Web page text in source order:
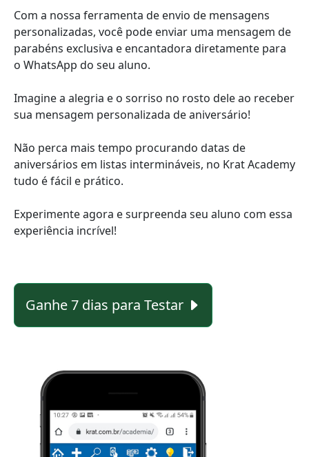
Com a nossa ferramenta de envio de mensagens
personalizadas, você pode enviar uma mensagem de
parabéns exclusiva e encantadora diretamente para
o WhatsApp do seu aluno.
Imagine a alegria e o sorriso no rosto dele ao receber
sua mensagem personalizada de aniversário!
Não perca mais tempo procurando datas de
aniversários em listas intermináveis, no Krat Academy
tudo é fácil e prático.
Experimente agora e surpreenda seu aluno com essa
experiência incrível!
Ganhe 7 dias para Testar